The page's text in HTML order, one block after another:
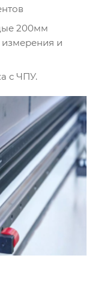
200мм
измерения и
с ЧПУ.